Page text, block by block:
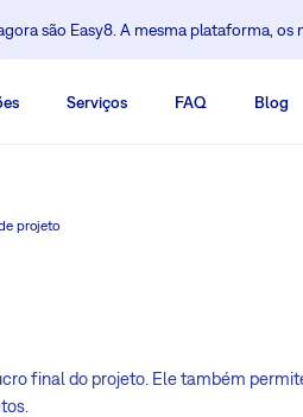
são Easy8. A mesma plataforma, os
Serviços FAQ Blog
projeto
final do projeto. Ele também